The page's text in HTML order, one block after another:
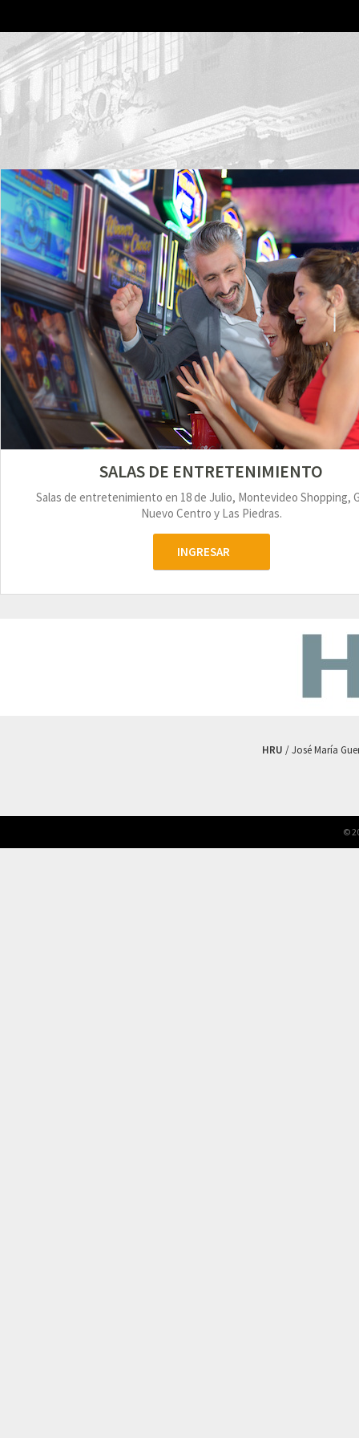
SALAS DE ENTRETENIMIENTO
Salas de entretenimiento en 18 de Julio, Montevideo Shopping,
Nuevo Centro y Las Piedras.
INGRESAR
HRU / José María
©